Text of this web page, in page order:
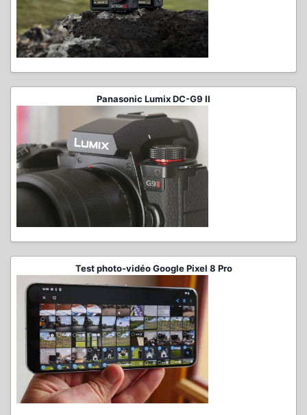
Panasonic Lumix DC-G9 II
Test photo-vidéo Google Pixel 8 Pro